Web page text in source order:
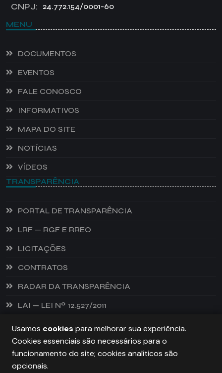
CNPJ: 24.772.154/0001-60
MENU
DOCUMENTOS
EVENTOS
FALE CONOSCO
INFORMATIVOS
MAPA DO SITE
NOTÍCIAS
VÍDEOS
TRANSPARÊNCIA
PORTAL DE TRANSPARÊNCIA
LRF — RGF E RREO
LICITAÇÕES
CONTRATOS
RADAR DA TRANSPARÊNCIA
LAI — LEI Nº 12.527/2011
PREFEITURA DE CASTANHEIRA, TODOS OS DIREITOS
Usamos cookies para melhorar sua experiência.
Cookies essenciais são necessários para o
funcionamento do site; cookies analíticos são
opcionais.